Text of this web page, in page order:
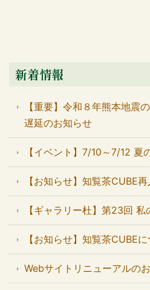
新着情報
【重要】令和８年熊本地震
遅延のお知らせ
【イベント】7/10～7/12 夏
【お知らせ】知覧茶CUBE
【ギャラリー杜】第23回 私
【お知らせ】知覧茶
Webサイトリニューアルの